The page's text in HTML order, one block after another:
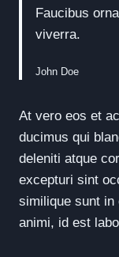
Faucibus
viverra.
John Doe
At vero eos et
ducimus qui
deleniti atque
excepturi sint
similique sunt in
animi, id est